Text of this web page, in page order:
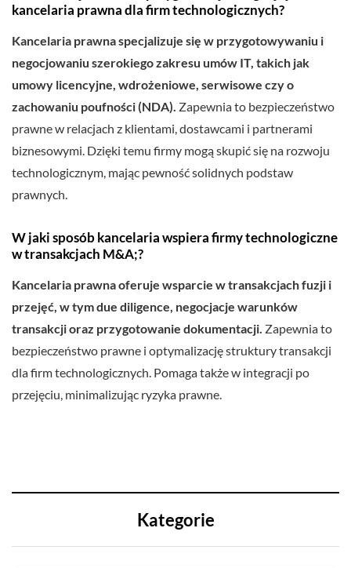
kancelaria prawna dla firm technologicznych?
Kancelaria prawna specjalizuje się w przygotowywaniu i
negocjowaniu szerokiego zakresu umów IT, takich jak
umowy licencyjne, wdrożeniowe, serwisowe czy o
zachowaniu poufności (NDA). Zapewnia to bezpieczeństwo
prawne w relacjach z klientami, dostawcami i partnerami
biznesowymi. Dzięki temu firmy mogą skupić się na rozwoju
technologicznym, mając pewność solidnych podstaw
prawnych.
W jaki sposób kancelaria wspiera firmy technologiczne
w transakcjach M&A;?
Kancelaria prawna oferuje wsparcie w transakcjach fuzji i
przejęć, w tym due diligence, negocjacje warunków
transakcji oraz przygotowanie dokumentacji. Zapewnia to
bezpieczeństwo prawne i optymalizację struktury transakcji
dla firm technologicznych. Pomaga także w integracji po
przejęciu, minimalizując ryzyka prawne.
Kategorie